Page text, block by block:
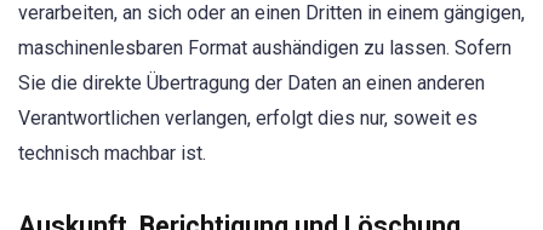
verarbeiten, an sich oder an einen Dritten in einem gängigen,
maschinenlesbaren Format aushändigen zu lassen. Sofern
Sie die direkte Übertragung der Daten an einen anderen
Verantwortlichen verlangen, erfolgt dies nur, soweit es
technisch machbar ist.